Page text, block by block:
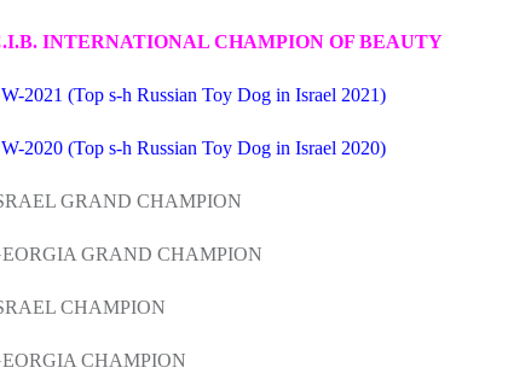
INTERNATIONAL CHAMPION OF BEAUTY
2021 (Top s-h Russian Toy Dog in Israel 2021)
2020(Top s-h Russian Toy Dog in Israel 2020)
GRAND CHAMPION
GRAND CHAMPION
CHAMPION
CHAMPION